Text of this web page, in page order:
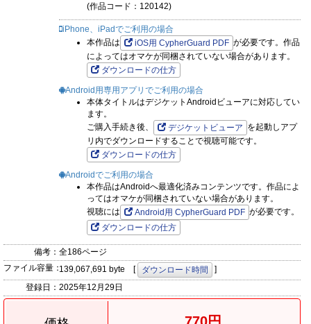
(作品コード：120142)
iPhone、iPadでご利用の場合
本作品は
iOS用 CypherGuard PDF が必要です。作品
によってはオマケが同梱されていない場合があります。
ダウンロードの仕方
Android用専用アプリでご利用の場合
本体タイトルはデジケットAndroidビューアに対応してい
ます。
ご購入手続き後、
デジケットビューア を起動しアプ
リ内でダウンロードすることで視聴可能です。
ダウンロードの仕方
Androidでご利用の場合
本作品はAndroidへ最適化済みコンテンツです。作品によ
ってはオマケが同梱されていない場合があります。
視聴には
Android用 CypherGuard PDF が必要です。
ダウンロードの仕方
備考： 全186ページ
ファイル容量：139,067,691 byte [ ダウンロード時間
]
登録日： 2025年12月29日